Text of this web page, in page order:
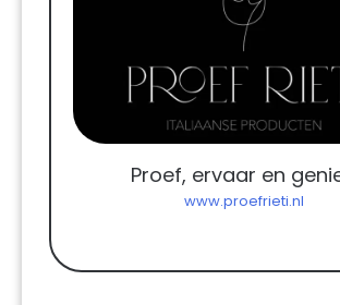
Proef, ervaar en
www.proefrieti.nl